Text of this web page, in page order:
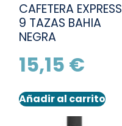
CAFETERA EXPRESS
9 TAZAS BAHIA
NEGRA
15,15 €
Añadir al carrito